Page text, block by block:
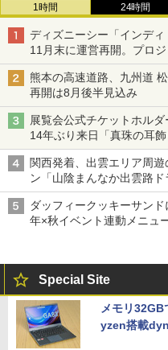
1時間 24時間
ディズニーシー「インデ
11月末に運営再開。プロ
は1500円
熊本の高速道路、九州道
再開は8月後半見込み
展覧会公式チケットホルダ
14年ぶり来日「真珠の耳
関西発着、出雲エリア周
ン「山陰まんなか出雲路ド
ダッフィークッキーサン
年×秋イベント連動メニュ
Special Site
メモリ
yzen搭載